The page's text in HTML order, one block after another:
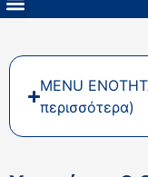
MENU
περισσότερα)